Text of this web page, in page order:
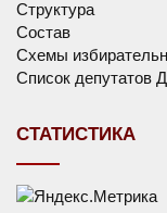
Структура
Состав
Схемы
Список депутатов
СТАТИСТИКА